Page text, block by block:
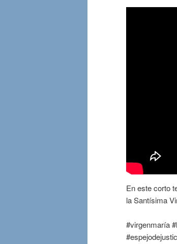
En este corto
la Santísima
#virgenmaría